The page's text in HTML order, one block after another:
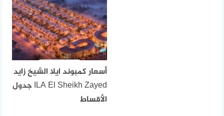
أسعار كمبوند ايلا الشيخ زايد
ILA El Sheikh Zayed جدول
الأقساط